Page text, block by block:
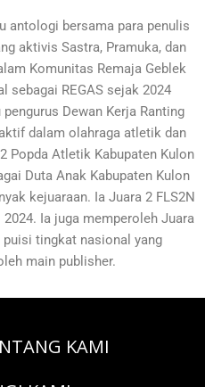
antologi bersama para penulis
aktivis Sastra, Pramuka, dan
Komunitas Remaja Geblek
sebagai REGAS sejak 2024
Dewan Kerja Ranting
dalam olahraga atletik dan
Popda Atletik Kabupaten Kulon
Duta Anak Kabupaten Kulon
kejuaraan. Ia Juara 2 FLS2N
Ia juga memperoleh Juara
tingkat nasional yang
main publisher.
KAMI